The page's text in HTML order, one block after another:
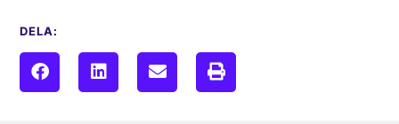
DELA: